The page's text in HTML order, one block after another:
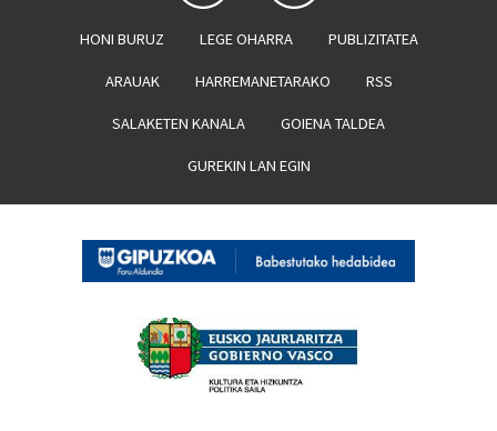
HONI BURUZ LEGE OHARRA PUBLIZITATEA
ARAUAK HARREMANETARAKO RSS
SALAKETEN KANALA GOIENA TALDEA
GUREKIN LAN EGIN